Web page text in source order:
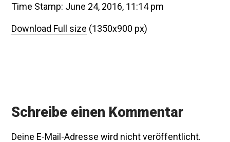
Time Stamp: June 24, 2016, 11:14 pm
Download Full size (1350x900 px)
Schreibe einen Kommentar
Deine E-Mail-Adresse wird nicht veröffentlicht.